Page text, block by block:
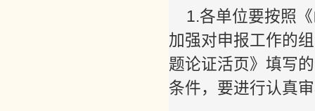
1.各单位要按照
加强对申报工作的
题论证活页》填写
条件，要进行认真